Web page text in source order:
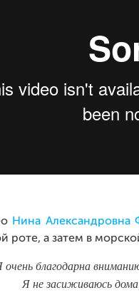
Нина Александровна
роте, а затем в
очень благодарна
Я не засиживаюсь